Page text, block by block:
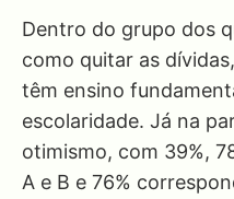
Dentro do grupo dos
como quitar as
têm ensino
escolaridade. Já na
otimismo, com 39%,
A e B e 76%